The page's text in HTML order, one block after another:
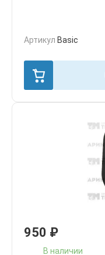
Артикул Basic
950 ₽
В наличии